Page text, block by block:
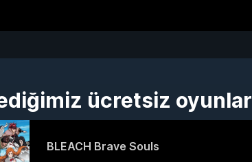
ücretsiz oyunlar
BLEACH Brave Souls